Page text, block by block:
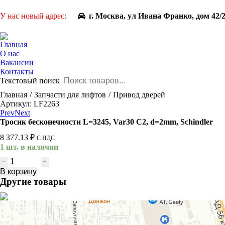
У нас новый адрес: г. Москва, ул Ивана Франко, дом 42/2
Главная
О нас
Вакансии
Контакты
Текстовый поиск
You are here:
Главная Запчасти для лифтов
Привод дверей
Артикул: LF2263
PrevNext
Тросик бесконечности L=3245, Var30 C2, d=2mm, Schindler
8 377.13 ₽ С НДС
1 шт. в наличии
Количество
товара
Тросик
бесконечности
L=3245,
Var30
В корзину
Другие товары